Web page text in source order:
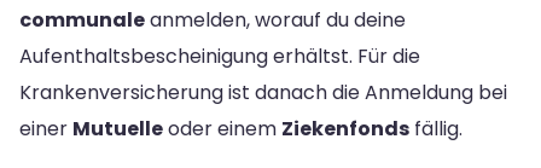
communaleanmelden, worauf du deine
Aufenthaltsbescheinigung erhältst. Für die
Krankenversicherung ist danach die Anmeldung bei
einer Mutuelleoder einem Ziekenfonds fällig.